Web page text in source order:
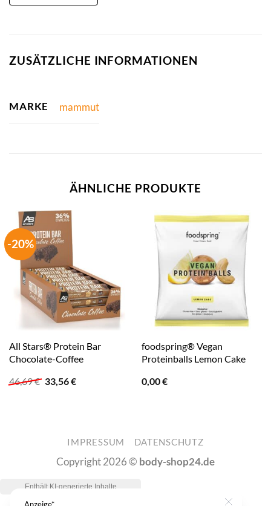
ZUSÄTZLICHE INFORMATIONEN
MARKE mammut
ÄHNLICHE PRODUKTE
-20%
All Stars® Protein Bar
Chocolate-Coffee
46,69€ Ursprünglicher
33,56€Aktueller
foodspring® Vegan
Proteinballs Lemon Cake
0,00€
IMPRESSUM DATENSCHUTZ
Copyright 2026 © body-shop24.de